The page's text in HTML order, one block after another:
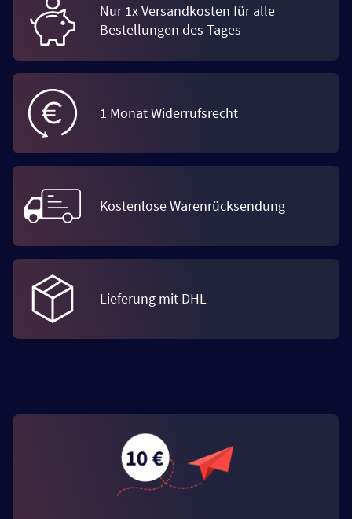
Nur 1x Versandkosten für alle
Bestellungen des Tages
1 Monat Widerrufsrecht
Kostenlose Warenrücksendung
Lieferung mit DHL